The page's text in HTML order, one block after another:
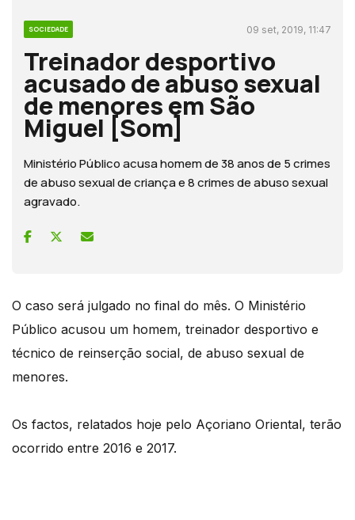
SOCIEDADE 09 set, 2019, 11:47
Treinador desportivo
acusado de abuso sexual
de menores em São
Miguel [Som]
Ministério Público acusa homem de 38 anos de 5 crimes
de abuso sexual de criança e 8 crimes de abuso sexual
agravado.
O caso será julgado no final do mês. O Ministério
Público acusou um homem, treinador desportivo e
técnico de reinserção social, de abuso sexual de
menores.
Os factos, relatados hoje pelo Açoriano Oriental, terão
ocorrido entre 2016 e 2017.